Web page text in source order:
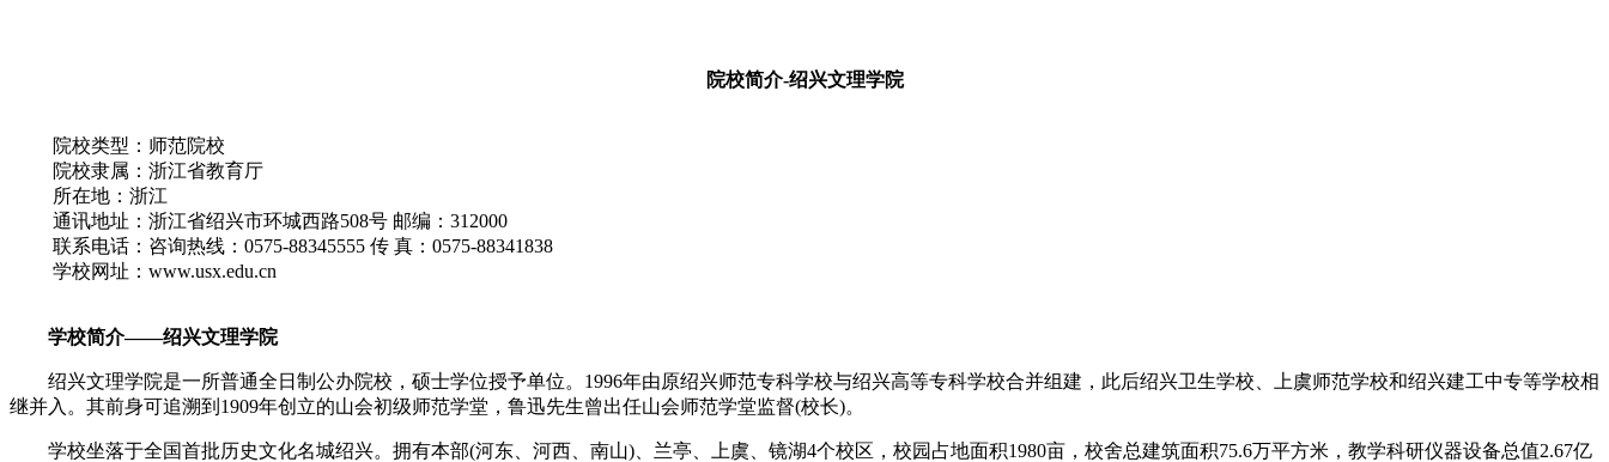
院校简介-绍兴文理学院
院校类型：师范院校
院校隶属：浙江省教育厅
所在地：浙江
通讯地址：浙江省绍兴市环城西路508号 邮编：312000
联系电话：咨询热线：0575-88345555 传 真：0575-88341838
学校网址：www.usx.edu.cn
学校简介——绍兴文理学院
绍兴文理学院是一所普通全日制公办院校，硕士学位授予单位。1996年由原绍兴师范专科学校与绍兴高等专科学校合并组建，此后绍兴卫生学校、上虞师范学校和绍兴建工中专等学校相
继并入。其前身可追溯到1909年创立的山会初级师范学堂，鲁迅先生曾出任山会师范学堂监督(校长)。
学校坐落于全国首批历史文化名城绍兴。拥有本部(河东、河西、南山)、兰亭、上虞、镜湖4个校区，校园占地面积1980亩，校舍总建筑面积75.6万平方米，教学科研仪器设备总值2.67亿